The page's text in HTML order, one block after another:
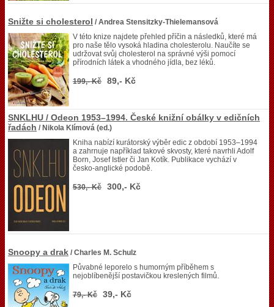
Snižte si cholesterol / Andrea Stensitzky-Thielemansová
V této knize najdete přehled příčin a následků, které má
pro naše tělo vysoká hladina cholesterolu. Naučíte se
udržovat svůj cholesterol na správné výši pomocí
přírodních látek a vhodného jídla, bez léků.
199,- Kč 89,- Kč
SNKLHU / Odeon 1953–1994. České knižní obálky v edičních
řadách / Nikola Klímová (ed.)
Kniha nabízí kurátorský výběr edic z období 1953–1994
a zahrnuje například takové skvosty, které navrhli Adolf
Born, Josef Istler či Jan Kotík. Publikace vychází v
česko-anglické podobě.
530,- Kč 300,- Kč
Snoopy a drak / Charles M. Schulz
Půvabné leporelo s humorným příběhem s
nejoblíbenější postavičkou kreslených filmů.
79,- Kč 39,- Kč